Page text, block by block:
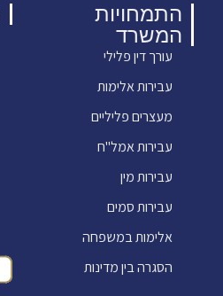
התמחויות
המשרד
עורך דין פלילי
עבירות אלימות
מעצרים פליליים
עבירות אמל"ח
עבירות מין
עבירות סמים
אלימות במשפחה
הסגרה בין מדינות